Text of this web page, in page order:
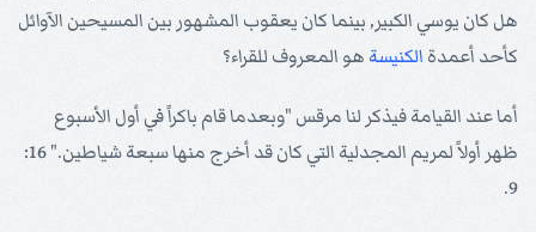
هل كان يوسي الكبير, بينما كان يعقوب المشهور بين المسيحين الآوائل
كأحد أعمدة الكنيسةهو المعروف للقراء؟
أما عند القيامة فيذكر لنا مرقس "وبعدما قام باكراً في أول الأسبوع
ظهر أولاً لمريم المجدلية التي كان قد أخرج منها سبعة شياطين." 16:
9.